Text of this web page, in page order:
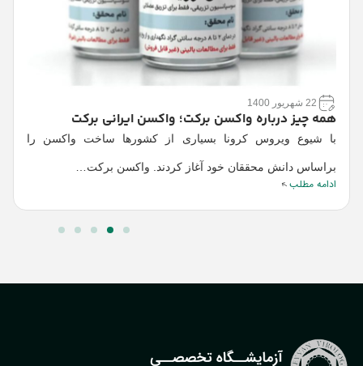
22 شهریور 1400
همه چیز درباره واکسن برکت؛ واکسن ایرانی برکت
با شیوع ویروس کرونا بسیاری از کشورها ساخت واکسن را
براساس دانش محققان خود آغاز کردند. واکسن برکت…
ادامه مطلب